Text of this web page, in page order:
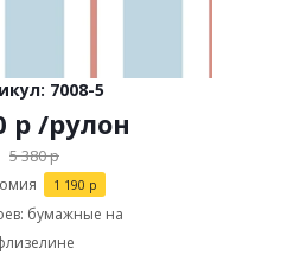
7008-5
р /рулон
5 380р
1 190 р
бумажные на